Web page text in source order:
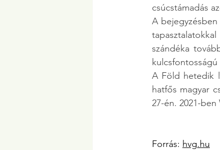
csúcstámadás
A
szándéka
A Föld hetedik
hatfős magyar
27-én. 2021-
Forrás: hvg.hu